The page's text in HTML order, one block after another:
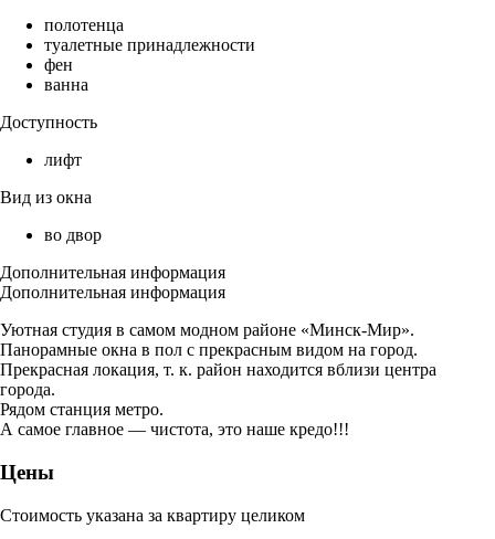
полотенца
туалетные принадлежности
фен
ванна
Доступность
лифт
Вид из окна
во двор
Дополнительная информация
Дополнительная информация
Уютная студия в самом модном районе «Минск-Мир».
Панорамные окна в пол с прекрасным видом на город.
Прекрасная локация, т. к. район находится вблизи центра
города.
Рядом станция метро.
А самое главное — чистота, это наше кредо!!!
Цены
Стоимость указана за квартиру целиком